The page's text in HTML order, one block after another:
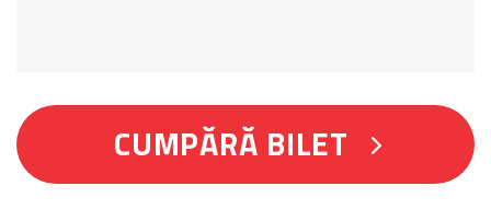
CUMPĂRĂ BILET